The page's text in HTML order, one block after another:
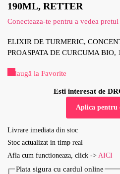
190ML, RETTER
Conecteaza-te pentru a vedea pretul
ELIXIR DE TURMERIC,
PROASPATA DE CURCUMA BIO,
Adaugă la Favorite
Esti interesat de
Aplica pentru
Livrare imediata din stoc
Stoc actualizat in timp real
Afla cum functioneaza, click -> AICI
Plata sigura cu cardul online